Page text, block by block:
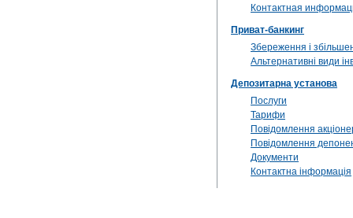
Контактная
Приват-банкинг
Збереження і
Альтернативні види
Депозитарна установа
Послуги
Тарифи
Повідомлення
Повідомлення
Документи
Контактна інформація